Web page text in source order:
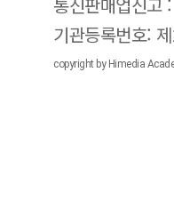
기관등록번호:
copyright by Himedia